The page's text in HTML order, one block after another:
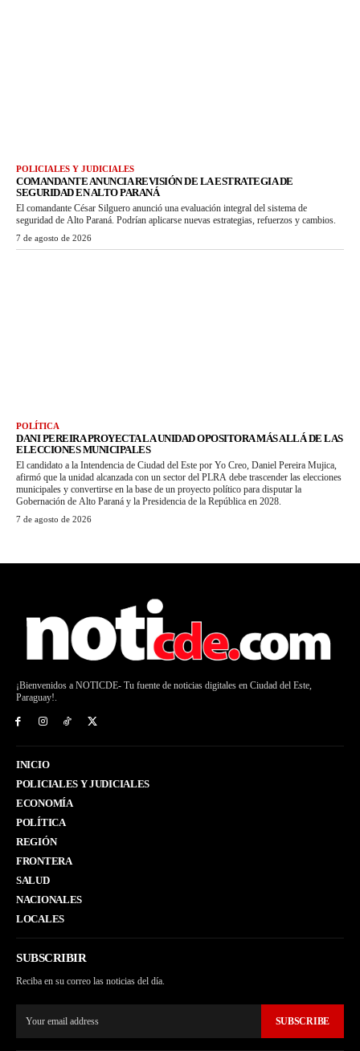
POLICIALES Y JUDICIALES
COMANDANTE ANUNCIA REVISIÓN DE LA ESTRATEGIA DE
SEGURIDAD EN ALTO PARANÁ
El comandante César Silguero anunció una evaluación integral del sistema de
seguridad de Alto Paraná. Podrían aplicarse nuevas estrategias, refuerzos y cambios.
7 de agosto de 2026
POLÍTICA
DANI PEREIRA PROYECTA LA UNIDAD OPOSITORA MÁS ALLÁ DE LAS
ELECCIONES MUNICIPALES
El candidato a la Intendencia de Ciudad del Este por Yo Creo, Daniel Pereira Mujica,
afirmó que la unidad alcanzada con un sector del PLRA debe trascender las elecciones
municipales y convertirse en la base de un proyecto político para disputar la
Gobernación de Alto Paraná y la Presidencia de la República en 2028.
7 de agosto de 2026
¡Bienvenidos a NOTICDE- Tu fuente de noticias digitales en Ciudad del Este,
Paraguay!.
INICIO
POLICIALES Y JUDICIALES
ECONOMÍA
POLÍTICA
REGIÓN
FRONTERA
SALUD
NACIONALES
LOCALES
SUBSCRIBIR
Reciba en su correo las noticias del día.
SUBSCRIBE